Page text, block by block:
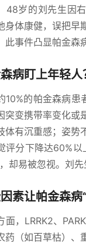
48岁的刘先生因
身体康健，误把早
此事件凸显帕金森
病盯上年轻
10%的帕金森病
突变携带率变化或
体有沉重感；姿势
评分下降达60%
却易被忽视。刘先
素让帕金森病
面，LRRK2、
药（如百草枯）、